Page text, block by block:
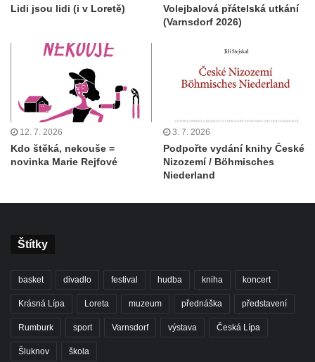
Lidi jsou lidi (i v Loretě)
Volejbalová přátelská utkání
(Varnsdorf 2026)
12. 7. 2026
Kdo štěká, nekouše =
novinka Marie Rejfové
3. 7. 2026
Podpořte vydání knihy České
Nizozemí / Böhmisches
Niederland
Štítky
basket divadlo festival hudba kniha koncert
Krásná Lípa Loreta muzeum přednáška představení
Rumburk sport Varnsdorf výstava Česká Lípa
Šluknov škola